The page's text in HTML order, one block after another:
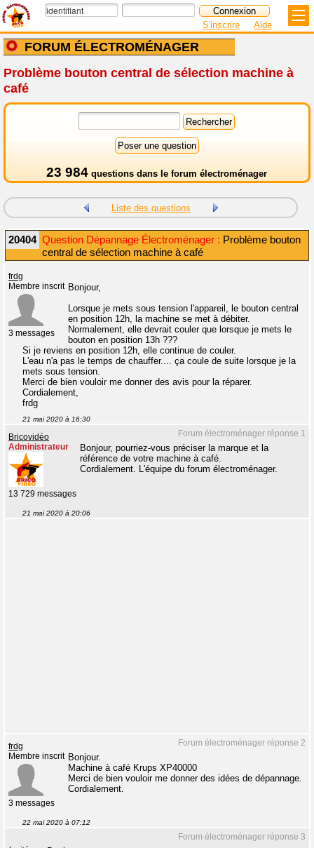
FORUM ÉLECTROMÉNAGER
S'inscrire Aide
Problème bouton central de sélection machine à
café
23 984 questions dans le forum électroménager
Liste des questions
20404 Question Dépannage Électroménager : Problème bouton
central de sélection machine à café
frdg
Membre inscrit
3 messages
Bonjour,
Lorsque je mets sous tension l'appareil, le bouton central
en position 12h, la machine se met à débiter.
Normalement, elle devrait couler que lorsque je mets le
bouton en position 13h ???
Si je reviens en position 12h, elle continue de couler.
L'eau n'a pas le temps de chauffer.... ça coule de suite lorsque je la
mets sous tension.
Merci de bien vouloir me donner des avis pour la réparer.
Cordialement,
frdg
21 mai 2020 à 16:30
Forum électroménager réponse 1
Bricovidéo
Administrateur
13 729 messages
Bonjour, pourriez-vous préciser la marque et la
référence de votre machine à café.
Cordialement. L'équipe du forum électroménager.
21 mai 2020 à 20:06
Forum électroménager réponse 2
frdg
Membre inscrit
3 messages
Bonjour.
Machine à café Krups XP40000
Merci de bien vouloir me donner des idées de dépannage.
Cordialement.
22 mai 2020 à 07:12
Forum électroménager réponse 3